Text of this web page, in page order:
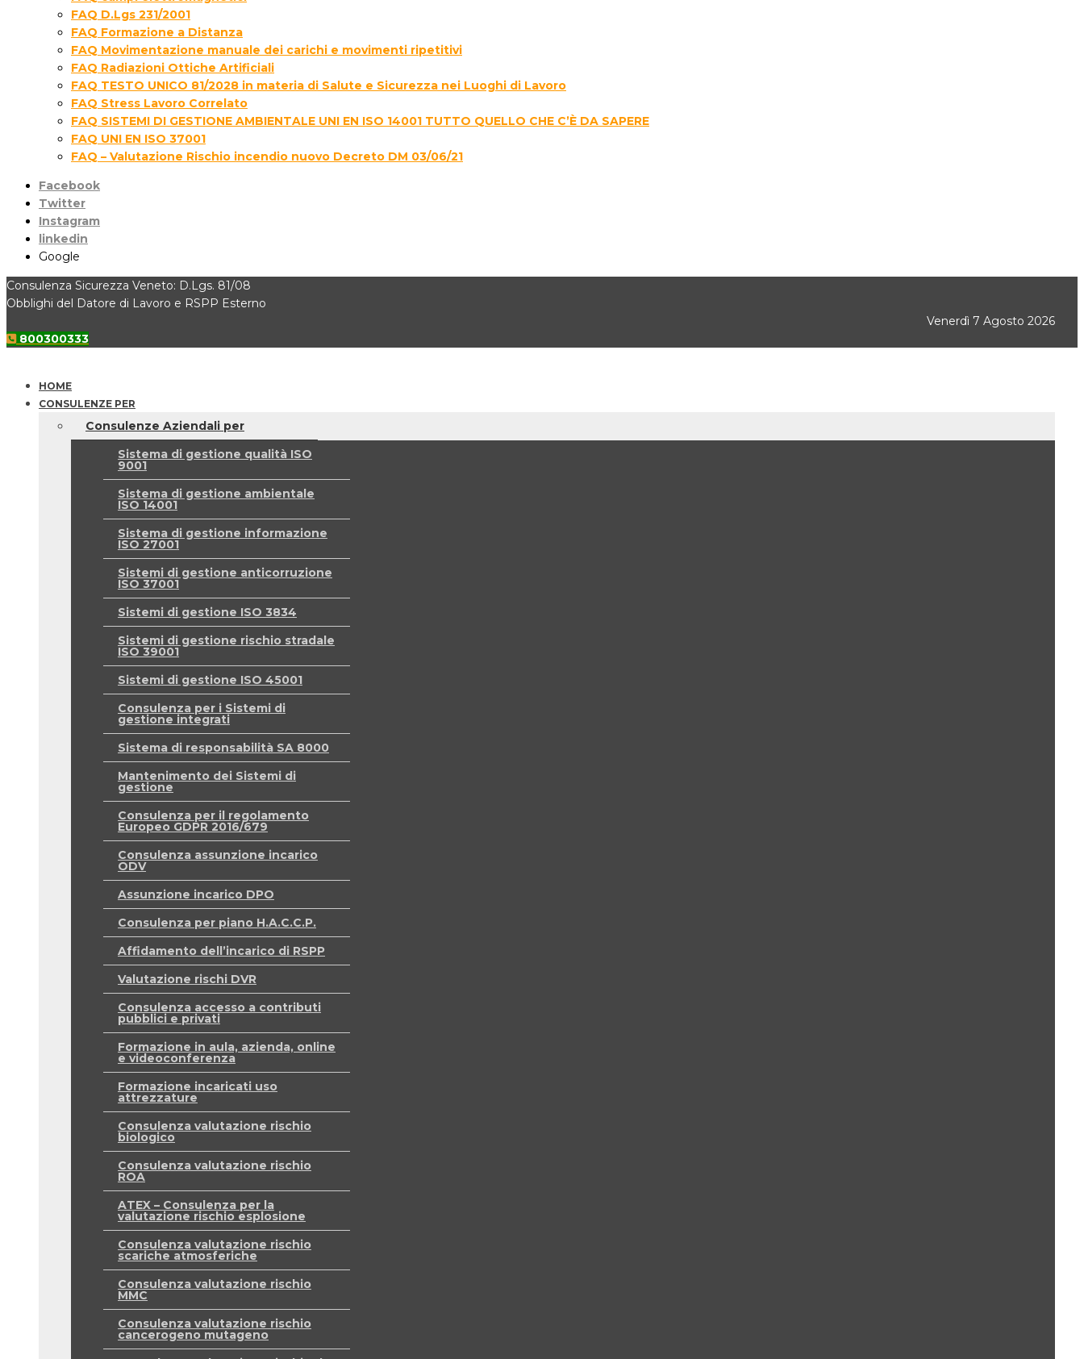
FAQ D.Lgs 231/2001
FAQ Formazione a Distanza
FAQ Movimentazione manuale dei carichi e movimenti ripetitivi
FAQ Radiazioni Ottiche Artificiali
FAQ TESTO UNICO 81/2028 in materia di Salute e Sicurezza nei Luoghi di Lavoro
FAQ Stress Lavoro Correlato
FAQ SISTEMI DI GESTIONE AMBIENTALE UNI EN ISO 14001 TUTTO QUELLO CHE C’È DA SAPERE
FAQ UNI EN ISO 37001
FAQ – Valutazione Rischio incendio nuovo Decreto DM 03/06/21
Facebook
Twitter
Instagram
linkedin
Google
Consulenza Sicurezza Veneto: D.Lgs. 81/08
Obblighi del Datore di Lavoro e RSPP Esterno
Venerdì 7 Agosto 2026
800300333
HOME
CONSULENZE PER
Consulenze Aziendali per
Sistema di gestione qualità ISO
9001
Sistema di gestione ambientale
ISO 14001
Sistema di gestione informazione
ISO 27001
Sistemi di gestione anticorruzione
ISO 37001
Sistemi di gestione ISO 3834
Sistemi di gestione rischio stradale
ISO 39001
Sistemi di gestione ISO 45001
Consulenza per i Sistemi di
gestione integrati
Sistema di responsabilità SA 8000
Mantenimento dei Sistemi di
gestione
Consulenza per il regolamento
Europeo GDPR 2016/679
Consulenza assunzione incarico
ODV
Assunzione incarico DPO
Consulenza per piano H.A.C.C.P.
Affidamento dell’incarico di RSPP
Valutazione rischi DVR
Consulenza accesso a contributi
pubblici e privati
Formazione in aula, azienda, online
e videoconferenza
Formazione incaricati uso
attrezzature
Consulenza valutazione rischio
biologico
Consulenza valutazione rischio
ROA
ATEX – Consulenza per la
valutazione rischio esplosione
Consulenza valutazione rischio
scariche atmosferiche
Consulenza valutazione rischio
MMC
Consulenza valutazione rischio
cancerogeno mutageno